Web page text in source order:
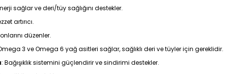
sağlar ve deri/tüy sağlığını destekler.
artırıcı.
düzenler.
3 ve Omega 6 yağ asitleri sağlar, sağlıklı deri ve tüyler için gereklidir.
: Bağışıklık sistemini güçlendirir ve sindirimi destekler.